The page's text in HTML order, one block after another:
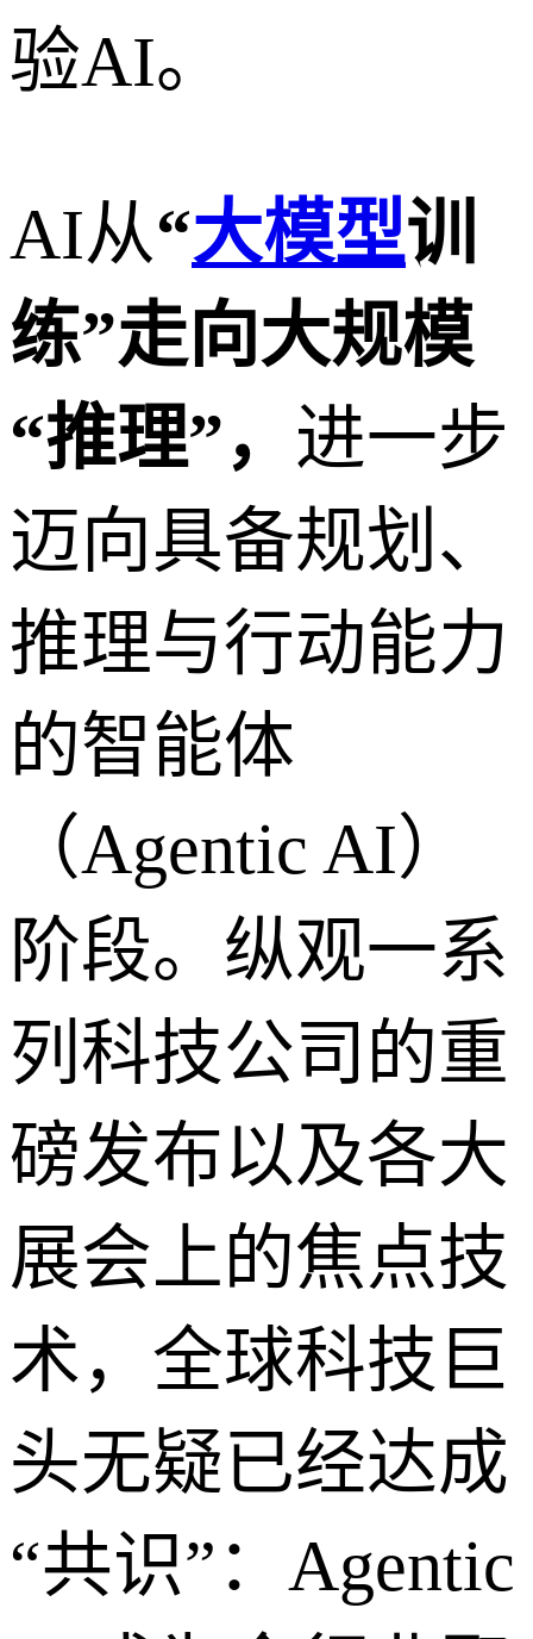
验AI。
AI从“大模型训
练”走向大规模
“推理”， 进一步
迈向具备规划、
推理与行动能力
的智能体
（Agentic AI）
阶段。纵观一系
列科技公司的重
磅发布以及各大
展会上的焦点技
术，全球科技巨
头无疑已经达成
“共识”：Agentic